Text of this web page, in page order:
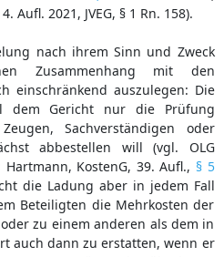
Aufl. 2021, JVEG, § 1 Rn. 158).
nach ihrem Sinn und Zweck
Zusammenhang mit den
einschränkend auszulegen: Die
dem Gericht nur die Prüfung
Sachverständigen oder
abbestellen will (vgl. OLG
Hartmann, KostenG, 39. Aufl., § 5
die Ladung aber in jedem Fall
Beteiligten die Mehrkosten der
zu einem anderen als dem in
auch dann zu erstatten, wenn er